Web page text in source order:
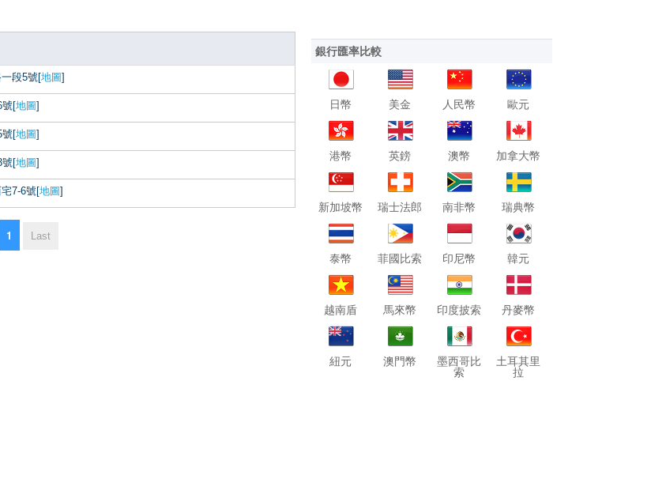
段5號[地圖]
號[地圖]
號[地圖]
號[地圖]
7-6號[地圖]
1 Last
銀行匯率比較
日幣 美金 人民幣 歐元
港幣 英鎊 澳幣 加拿大幣
新加坡幣 瑞士法郎 南非幣 瑞典幣
泰幣 菲國比索 印尼幣 韓元
越南盾 馬來幣 印度披索 丹麥幣
紐元 澳門幣
墨西哥比
索
土耳其里
拉